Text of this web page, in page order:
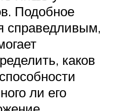
Подобное
справедливым,
каков
ли его